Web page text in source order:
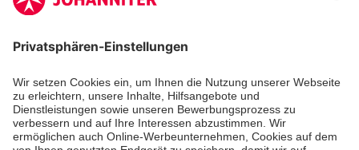
Aus- & Fortbildungen
Erste-Hilfe-Kurse